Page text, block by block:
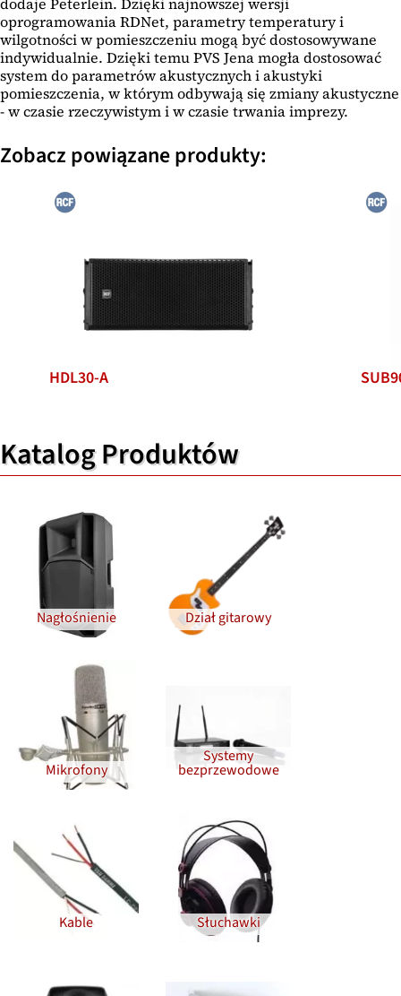
oprogramowania RDNet, parametry temperatury i
wilgotności w pomieszczeniu mogą być dostosowywane
indywidualnie. Dzięki temu PVS Jena mogła dostosować
system do parametrów akustycznych i akustyki
pomieszczenia, w którym odbywają się zmiany akustyczne
- w czasie rzeczywistym i w czasie trwania imprezy.
Zobacz powiązane produkty:
HDL30-A
Katalog Produktów
Nagłośnienie Dział gitarowy
Mikrofony
Systemy
bezprzewodowe
Kable Słuchawki